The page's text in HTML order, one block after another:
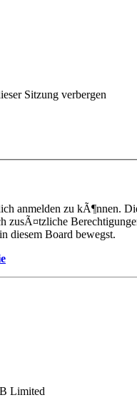
Sitzung verbergen
anmelden zu kÃ¶nnen.
zusÃ¤tzliche
diesem Board bewegst.
Limited